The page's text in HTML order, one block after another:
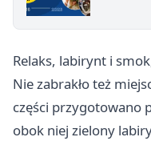
Relaks, labirynt i
Nie zabrakło też
części przygotowano
obok niej zielony